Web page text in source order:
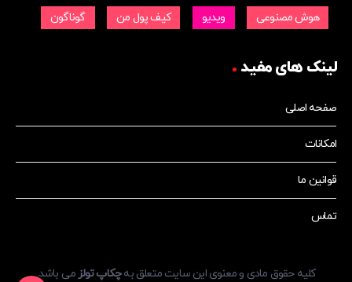
هوش مصنوعی ویدیو کیف پول من گوناگون
لینک های مفید
صفحه اصلی
امکانات
قوانین ما
تماس
کلیه حقوق مادی و معنوی این سایت متعلق بهچکاپ تولزمی باشد.